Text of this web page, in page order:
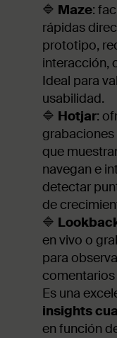
🔷 Maze:
rápidas
prototipo,
interacción,
Ideal para
usabilidad.
🔷 Hotjar:
grabaciones
que
navegan e
detectar
de
🔷
en vivo o
para
Es una
insights
en función